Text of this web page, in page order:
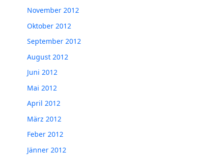
November 2012
Oktober 2012
September 2012
August 2012
Juni 2012
Mai 2012
April 2012
März 2012
Feber 2012
Jänner 2012